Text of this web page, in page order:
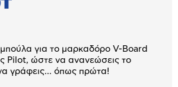
για το μαρκαδόρο V-Board
Pilot, ώστε να ανανεώσεις το
γράφεις... όπως πρώτα!